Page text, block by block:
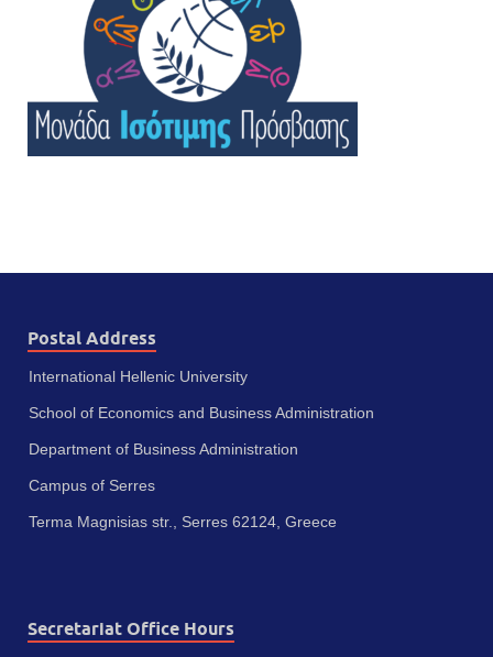
Postal Address
International Hellenic University
School of Economics and Business Administration
Department of Business Administration
Campus of Serres
Terma Magnisias str., Serres 62124, Greece
Secretariat Office Hours